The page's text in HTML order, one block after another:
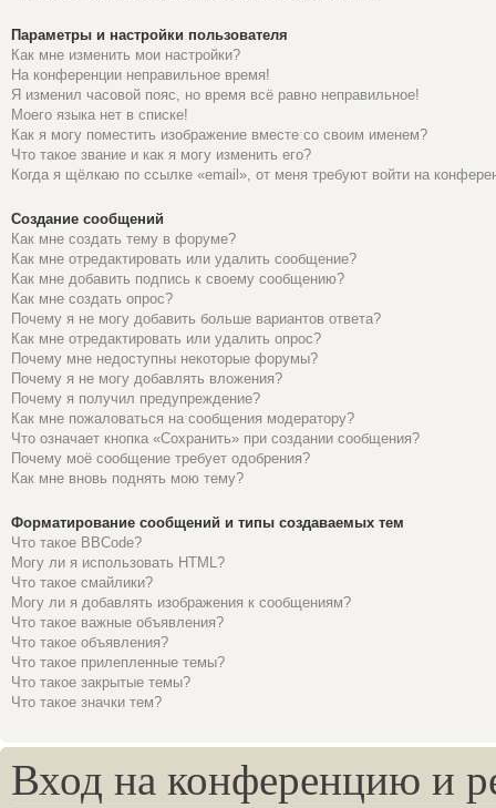
Параметры и настройки пользователя
Как мне изменить мои настройки?
На конференции неправильное время!
Я изменил часовой пояс, но время всё равно неправильное!
Моего языка нет в списке!
Как я могу поместить изображение вместе со своим именем?
Что такое звание и как я могу изменить его?
Когда я щёлкаю по ссылке «email», от меня требуют войти на
Создание сообщений
Как мне создать тему в форуме?
Как мне отредактировать или удалить сообщение?
Как мне добавить подпись к своему сообщению?
Как мне создать опрос?
Почему я не могу добавить больше вариантов ответа?
Как мне отредактировать или удалить опрос?
Почему мне недоступны некоторые форумы?
Почему я не могу добавлять вложения?
Почему я получил предупреждение?
Как мне пожаловаться на сообщения модератору?
Что означает кнопка «Сохранить» при создании сообщения?
Почему моё сообщение требует одобрения?
Как мне вновь поднять мою тему?
Форматирование сообщений и типы создаваемых тем
Что такое BBCode?
Могу ли я использовать HTML?
Что такое смайлики?
Могу ли я добавлять изображения к сообщениям?
Что такое важные объявления?
Что такое объявления?
Что такое прилепленные темы?
Что такое закрытые темы?
Что такое значки тем?
Вход на конференцию и